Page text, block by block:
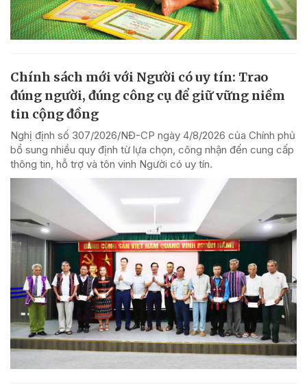
Chính sách mới với Người có uy tín: Trao
đúng người, đúng công cụ để giữ vững niềm
tin cộng đồng
Nghị định số 307/2026/NĐ-CP ngày 4/8/2026 của Chính phủ
bổ sung nhiều quy định từ lựa chọn, công nhận đến cung cấp
thông tin, hỗ trợ và tôn vinh Người có uy tín.